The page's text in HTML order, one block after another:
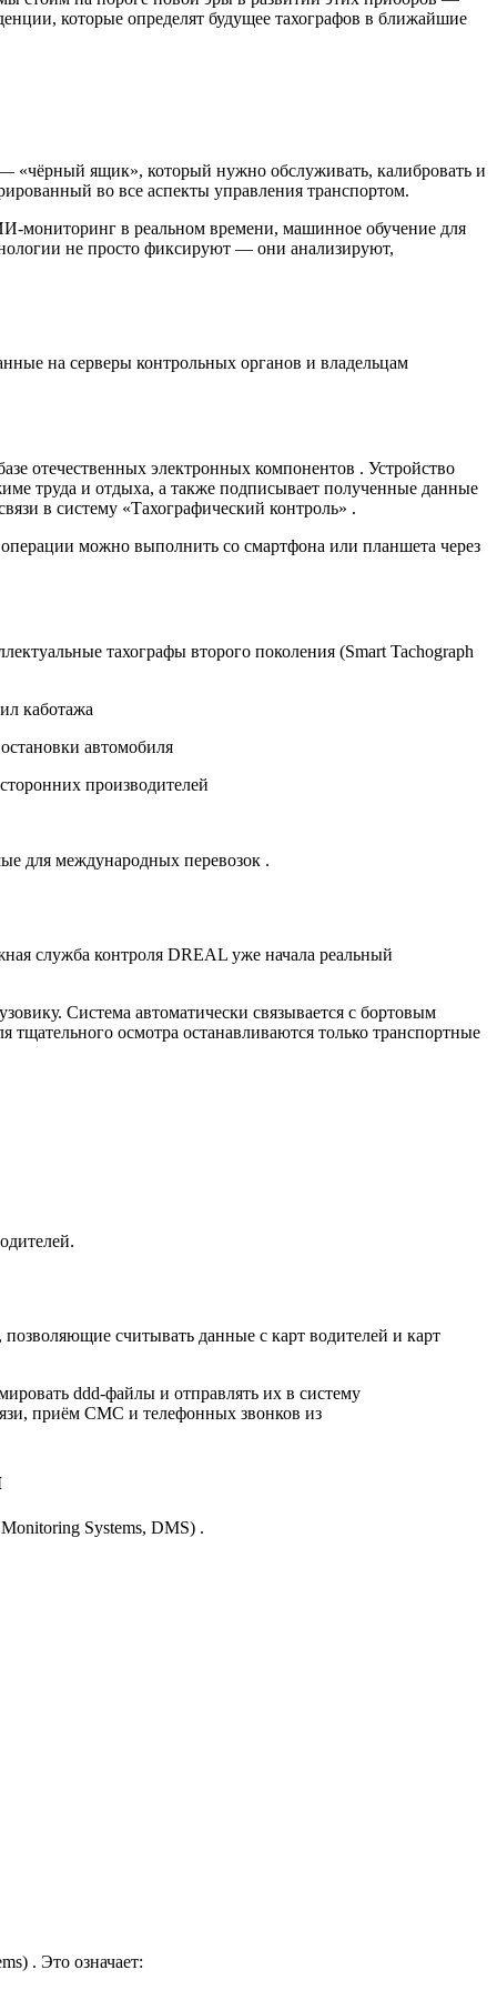
которые определят будущее тахографов в ближайшие
«чёрный ящик», который нужно обслуживать, калибровать и
во все аспекты управления транспортом.
мониторинг в реальном времени, машинное обучение для
не просто фиксируют — они анализируют,
на серверы контрольных органов и владельцам
отечественных электронных компонентов . Устройство
труда и отдыха, а также подписывает полученные данные
в систему «Тахографический контроль» .
можно выполнить со смартфона или планшета через
тахографы второго поколения (Smart Tachograph
каботажа
автомобиля
производителей
для международных перевозок .
служба контроля DREAL уже начала реальный
Система автоматически связывается с бортовым
осмотра останавливаются только транспортные
считывать данные с карт водителей и карт
ddd-файлы и отправлять их в систему
приём СМС и телефонных звонков из
Systems, DMS) .
. Это означает: